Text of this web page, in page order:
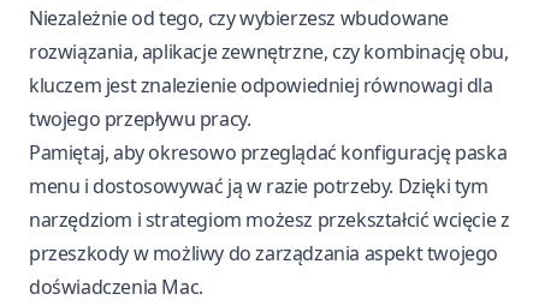
Niezależnie od tego, czy wybierzesz wbudowane
rozwiązania, aplikacje zewnętrzne, czy kombinację obu,
kluczem jest znalezienie odpowiedniej równowagi dla
twojego przepływu pracy.
Pamiętaj, aby okresowo przeglądać konfigurację paska
menu i dostosowywać ją w razie potrzeby. Dzięki tym
narzędziom i strategiom możesz przekształcić wcięcie z
przeszkody w możliwy do zarządzania aspekt twojego
doświadczenia Mac.